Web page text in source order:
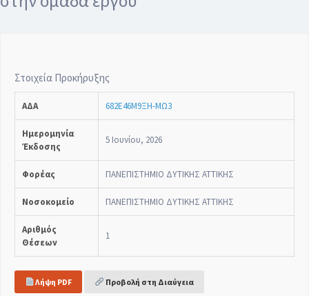
Στοιχεία Προκήρυξης
ΑΔΑ 682Ε46Μ9ΞΗ-ΜΩ3
Ημερομηνία
Έκδοσης
5 Ιουνίου, 2026
Φορέας ΠΑΝΕΠΙΣΤΗΜΙΟ ΔΥΤΙΚΗΣ ΑΤΤΙΚΗΣ
Νοσοκομείο ΠΑΝΕΠΙΣΤΗΜΙΟ ΔΥΤΙΚΗΣ ΑΤΤΙΚΗΣ
Αριθμός
Θέσεων
1
Λήψη PDF Προβολή στη Διαύγεια